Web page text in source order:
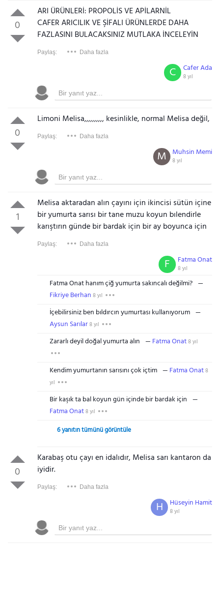
0
ARI ÜRÜNLERİ: PROPOLİS VE APİLARNİL
CAFER ARICILIK VE ŞİFALI ÜRÜNLERDE DAHA
FAZLASINI BULACAKSINIZ MUTLAKA İNCELEYİN
Paylaş: Daha fazla
Cafer Ada
8 yıl
C
0
Limoni Melisa,,,,,,,,,, kesinlikle, normal Melisa değil,
Paylaş: Daha fazla
Muhsin Memi
8 yıl
M
1
Melisa aktaradan alın çayını için ikincisi sütün içine
bir yumurta sarısı bir tane muzu koyun bılendirle
karıştırın günde bir bardak için bir ay boyunca için
Paylaş: Daha fazla
Fatma Onat
8 yıl
F
Fatma Onat hanım çiğ yumurta sakıncalı değilmi?
Fikriye Berhan 8 yıl
İçebilirsiniz ben bıldırcın yumurtası kullanıyorum
Aysun Sarılar8 yıl
Zararlı deyil doğal yumurta alın Fatma Onat8 yıl
Kendim yumurtanın sarısını çok içtim Fatma Onat8
yıl
Bir kaşık ta bal koyun gün içinde bir bardak için
Fatma Onat8 yıl
6 yanıtın tümünü görüntüle
0
Karabaş otu çayı en idalıdır, Melisa sarı kantaron da
iyidir.
Paylaş: Daha fazla
Hüseyin Hamit
8 yıl
H